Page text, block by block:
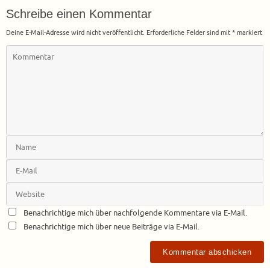
Schreibe einen Kommentar
Deine E-Mail-Adresse wird nicht veröffentlicht. Erforderliche Felder sind mit * markiert
Benachrichtige mich über nachfolgende Kommentare via E-Mail.
Benachrichtige mich über neue Beiträge via E-Mail.